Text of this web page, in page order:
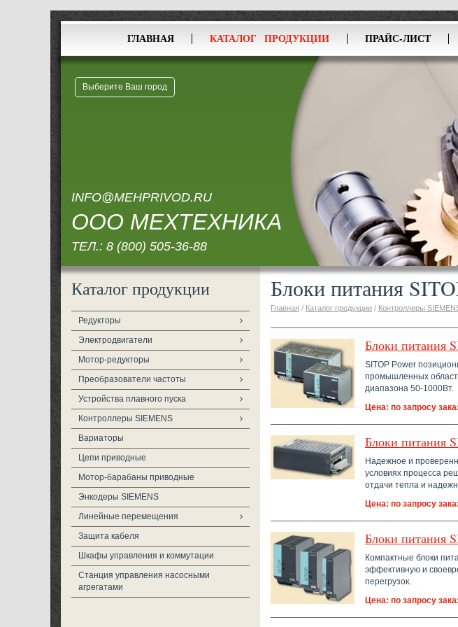
ГЛАВНАЯ КАТАЛОГ ПРОДУКЦИИ ПРАЙС-ЛИСТ
Выберите Ваш город
INFO@MEHPRIVOD.RU
ООО МЕХТЕХНИКА
ТЕЛ.: 8 (800) 505-36-88
Каталог продукции
Редукторы
Электродвигатели
Мотор-редукторы
Преобразователи частоты
Устройства плавного пуска
Контроллеры SIEMENS
Вариаторы
Цепи приводные
Мотор-барабаны приводные
Энкодеры SIEMENS
Линейные перемещения
Защита кабеля
Шкафы управления и коммутации
Станция управления насосными
агрегатами
Блоки питания
Главная / Каталог продукции / Контроллеры
Блоки питания
SITOP Power
промышленных
диапазона 50-1000Вт.
Цена: по запросу
Блоки питания
Надежное и
условиях процесса
отдачи тепла и
Цена: по запросу
Блоки питания
Компактные блоки
эффективную и
перегрузок.
Цена: по запросу